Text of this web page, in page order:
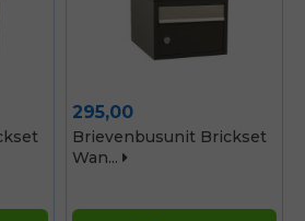
Prijs
295,00
Brievenbusunit Brickset
Wan...